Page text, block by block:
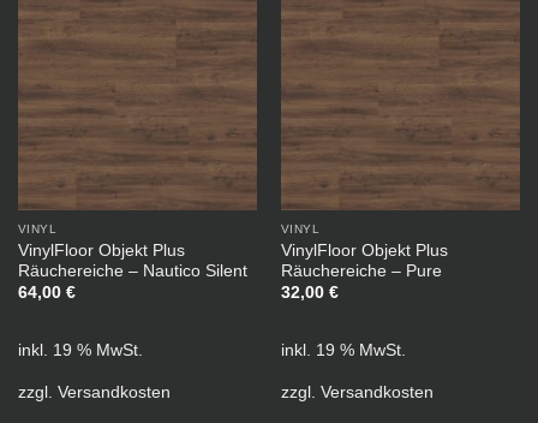
VINYL
VinylFloor Objekt Plus
Räuchereiche – Nautico Silent
64,00 €
inkl. 19 % MwSt.
zzgl. Versandkosten
VINYL
VinylFloor Objekt Plus
Räuchereiche – Pure
32,00 €
inkl. 19 % MwSt.
zzgl. Versandkosten